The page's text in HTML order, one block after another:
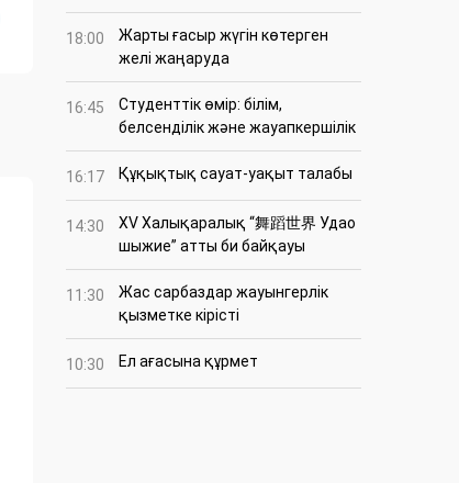
18:00
Жарты ғасыр жүгін көтерген
желі жаңаруда
16:45
Студенттік өмір: білім,
белсенділік және жауапкершілік
16:17 Құқықтық сауат-уақыт талабы
14:30
XV Халықаралық “舞蹈世界 Удао
шыжие” атты би байқауы
11:30
Жас сарбаздар жауынгерлік
қызметке кірісті
10:30 Ел ағасына құрмет